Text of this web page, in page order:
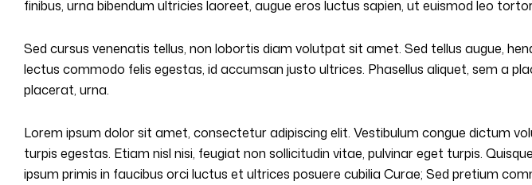
finibus, urna bibendum ultricies laoreet, augue eros luctus sapien, ut euismod leo
Sed cursus venenatis tellus, non lobortis diam volutpat sit amet. Sed tellus augue,
lectus commodo felis egestas, id accumsan justo ultrices. Phasellus aliquet, sem a
placerat, urna.
Lorem ipsum dolor sit amet, consectetur adipiscing elit. Vestibulum congue dictum
turpis egestas. Etiam nisl nisi, feugiat non sollicitudin vitae, pulvinar eget turpis.
ipsum primis in faucibus orci luctus et ultrices posuere cubilia Curae; Sed pretium